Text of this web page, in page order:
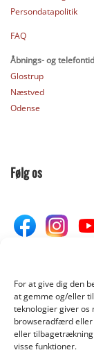
For at give dig den
at gemme og/eller
teknologier giver os
browseradfærd eller
eller tilbagetrækning
visse funktioner.
Persondatapolitik
FAQ
Åbnings- og
Glostrup
Næstved
Odense
Følg os
Donér til Inges
DONÉR